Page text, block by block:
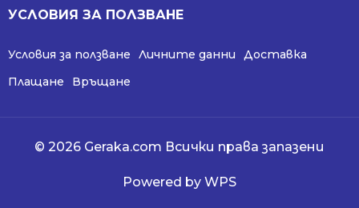
УСЛОВИЯ ЗА ПОЛЗВАНЕ
Условия за ползване Личните данни
Доставка
Плащане
Връщане
© 2026 Geraka.com Всички права запазени
Powered by WPS